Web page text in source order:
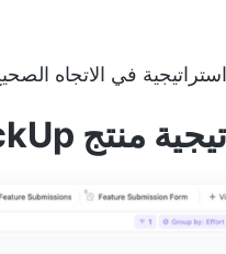
استراتيجية في الاتجاه